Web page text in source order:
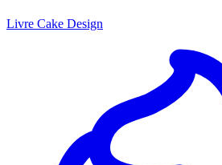
Livre Cake Design